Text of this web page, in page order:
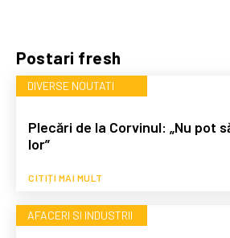
Postari fresh
DIVERSE NOUTATI
Plecări de la Corvinul: „Nu pot
lor”
CITIȚI MAI MULT
AFACERI SI INDUSTRII